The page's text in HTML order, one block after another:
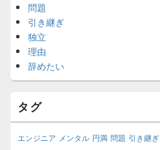
問題
引き継ぎ
独立
理由
辞めたい
タグ
エンジニア メンタル 円満 問題 引き継ぎ